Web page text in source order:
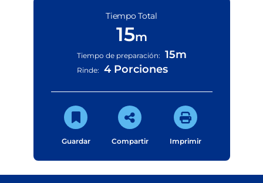
Tiempo Total
15m
Tiempo de preparación: 15m
Rinde: 4 Porciones
Guardar Compartir Imprimir